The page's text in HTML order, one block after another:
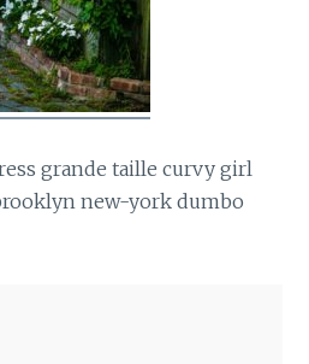
grande taille curvy girl
new-york dumbo